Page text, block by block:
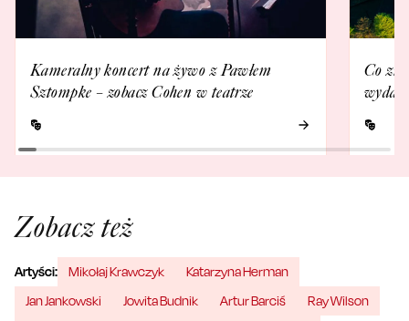
Kameralny koncert na żywo z Pawłem
Sztompke – zobacz Cohen w teatrze
Co
Zobacz też
Artyści: Mikołaj Krawczyk
Katarzyna Herman
Jan Jankowski
Jowita Budnik Artur Barciś Ray Wilson